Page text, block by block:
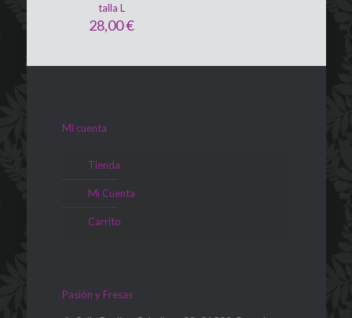
talla L
28,00€
Mi cuenta
Tienda
Mi Cuenta
Carrito
Pasión y Fresas